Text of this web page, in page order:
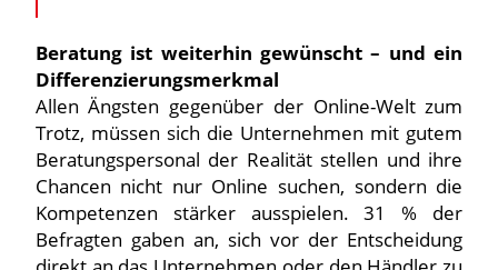
Beratung ist weiterhin gewünscht – und ein
Differenzierungsmerkmal
Allen Ängsten gegenüber der Online-Welt zum
Trotz, müssen sich die Unternehmen mit gutem
Beratungspersonal der Realität stellen und ihre
Chancen nicht nur Online suchen, sondern die
Kompetenzen stärker ausspielen. 31 % der
Befragten gaben an, sich vor der Entscheidung